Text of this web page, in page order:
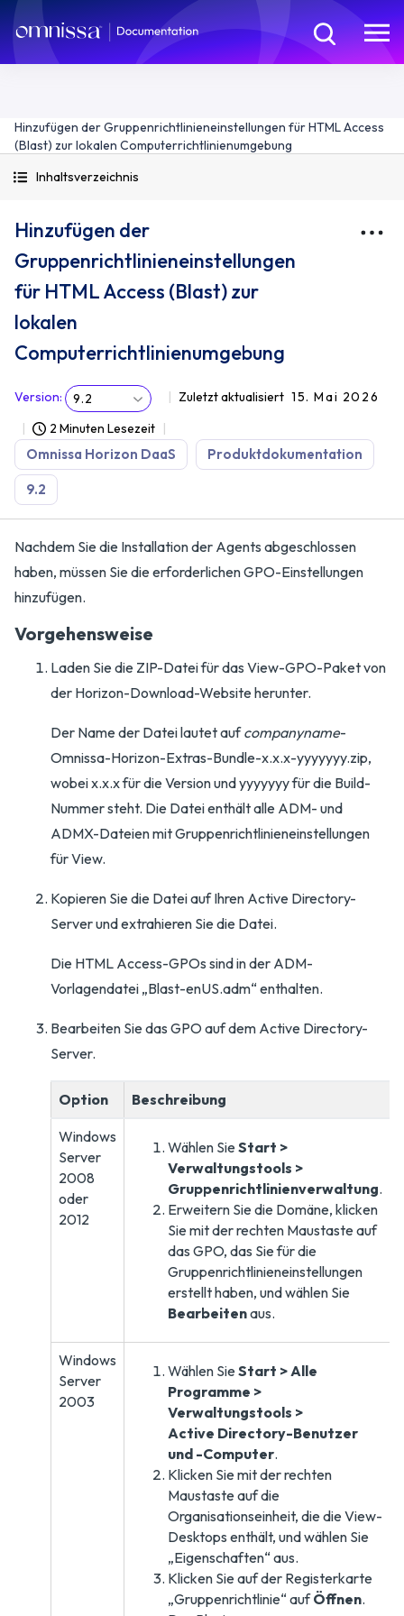
Hinzufügen der Gruppenrichtlinieneinstellungen für HTML Access
(Blast) zur lokalen Computerrichtlinienumgebung
Inhaltsverzeichnis
Hinzufügen der
Gruppenrichtlinieneinstellungen
für HTML Access (Blast) zur
lokalen
Computerrichtlinienumgebung
Version: 9.2 Zuletzt aktualisiert 15. Mai 2026
2 Minuten Lesezeit
Omnissa Horizon DaaS Produktdokumentation
9.2
Nachdem Sie die Installation der Agents abgeschlossen
haben, müssen Sie die erforderlichen GPO-Einstellungen
hinzufügen.
Vorgehensweise
Laden Sie die ZIP-Datei für das View-GPO-Paket von
der Horizon-Download-Website herunter.
Der Name der Datei lautet aufcompanyname-
Omnissa-Horizon-Extras-Bundle-x.x.x-yyyyyyy.zip,
wobei x.x.x für die Version und yyyyyyy für die Build-
Nummer steht. Die Datei enthält alle ADM- und
ADMX-Dateien mit Gruppenrichtlinieneinstellungen
für View.
Kopieren Sie die Datei auf Ihren Active Directory-
Server und extrahieren Sie die Datei.
Die HTML Access-GPOs sind in der ADM-
Vorlagendatei „Blast-enUS.adm“ enthalten.
Bearbeiten Sie das GPO auf dem Active Directory-
Server.
Option Beschreibung
Windows
Server
2008
oder
2012
Wählen SieStart >
Verwaltungstools >
Gruppenrichtlinienverwaltung.
Erweitern Sie die Domäne, klicken
Sie mit der rechten Maustaste auf
das GPO, das Sie für die
Gruppenrichtlinieneinstellungen
erstellt haben, und wählen Sie
Bearbeitenaus.
Windows
Server
2003
Wählen SieStart > Alle
Programme >
Verwaltungstools >
Active Directory-Benutzer
und -Computer.
Klicken Sie mit der rechten
Maustaste auf die
Organisationseinheit, die die View-
Desktops enthält, und wählen Sie
„Eigenschaften“ aus.
Klicken Sie auf der Registerkarte
„Gruppenrichtlinie“ aufÖffnen.